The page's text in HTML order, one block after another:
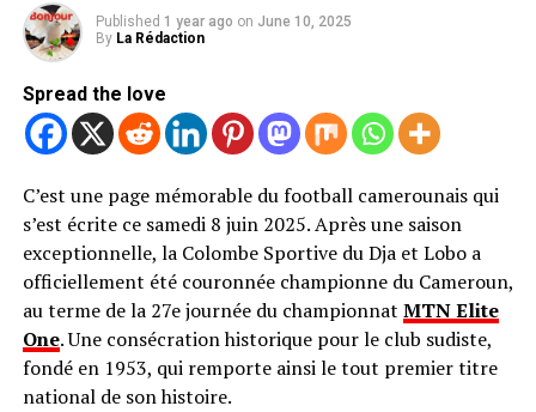
Published 1 year ago on June 10, 2025
By La Rédaction
Spread the love
C’est une page mémorable du football camerounais qui
s’est écrite ce samedi 8 juin 2025. Après une saison
exceptionnelle, la Colombe Sportive du Dja et Lobo a
officiellement été couronnée championne du Cameroun,
au terme de la 27e journée du championnat MTN Elite
One. Une consécration historique pour le club sudiste,
fondé en 1953, qui remporte ainsi le tout premier titre
national de son histoire.